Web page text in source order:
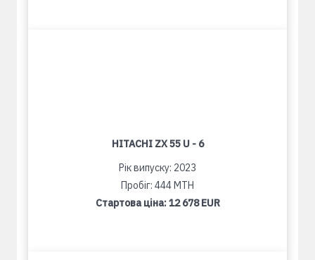
HITACHI ZX 55 U - 6
Рік випуску: 2023
Пробіг: 444 MTH
Стартова ціна:12 678 EUR